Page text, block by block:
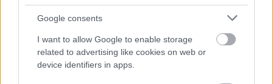
Google consents
I want to allow Google to enable storage
related to advertising like cookies on web or
device identifiers in apps.
Dinoszauruszfogak árulták el, milyen
volt a Föld levegője…
Hamu és Gyémánt